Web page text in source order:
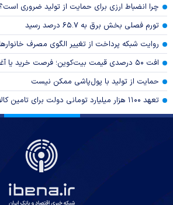
چرا انضباط ارزی برای حمایت از تولید ضروری است؟
تورم فصلی بخش برق به ۶۵.۷ درصد رسید
روایت شبکه پرداخت از تغییر الگوی مصرف
افت ۵۰ درصدی قیمت بیت‌کوین؛ فرصت خرید یا آغاز دوره نزولی؟
حمایت از تولید با پول‌پاشی ممکن نیست
تعهد ۱۱۰۰ هزار میلیارد تومانی دولت برای تامین کالابرگ